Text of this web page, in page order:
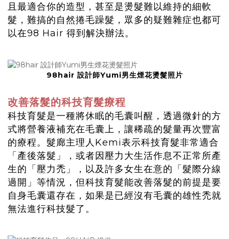
且最適合你的造型，甚至是燙髮難以維持的細軟
髮，難搞的自然捲毛躁髮，眾多的疑難雜症也都可
以在98 Hair 得到解決辦法。
98hair 設計師Yumi男生煙花燙髮照片
改善落髮的科技育髮療程
科技育髮是一種將休眠的毛囊叫醒，透過微針的方
式將營養液補充在毛囊上，讓稀疏的髮量再次豐富
的療程。髮廊主理人Kemi表示科技育髮非常適合
「產後落髮」，或者因壓力大生活作息不正常所產
生的「壓力禿」，以及許多女生在意的「髮際分線
過開」等情況，但科技育髮能改善落髮的前提是要
自身毛囊還存在，如果是已經沒有毛囊的雄性禿就
無法進行科技髮了。